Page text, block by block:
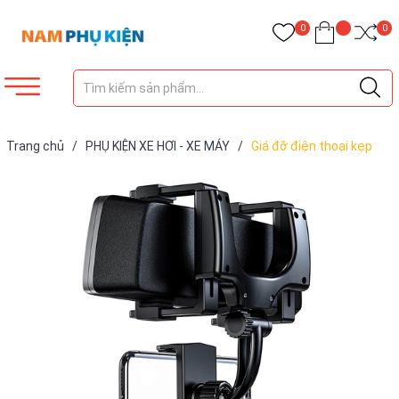
0 0
Trang chủ / PHỤ KIỆN XE HƠI - XE MÁY / Giá đỡ điện thoại kẹp